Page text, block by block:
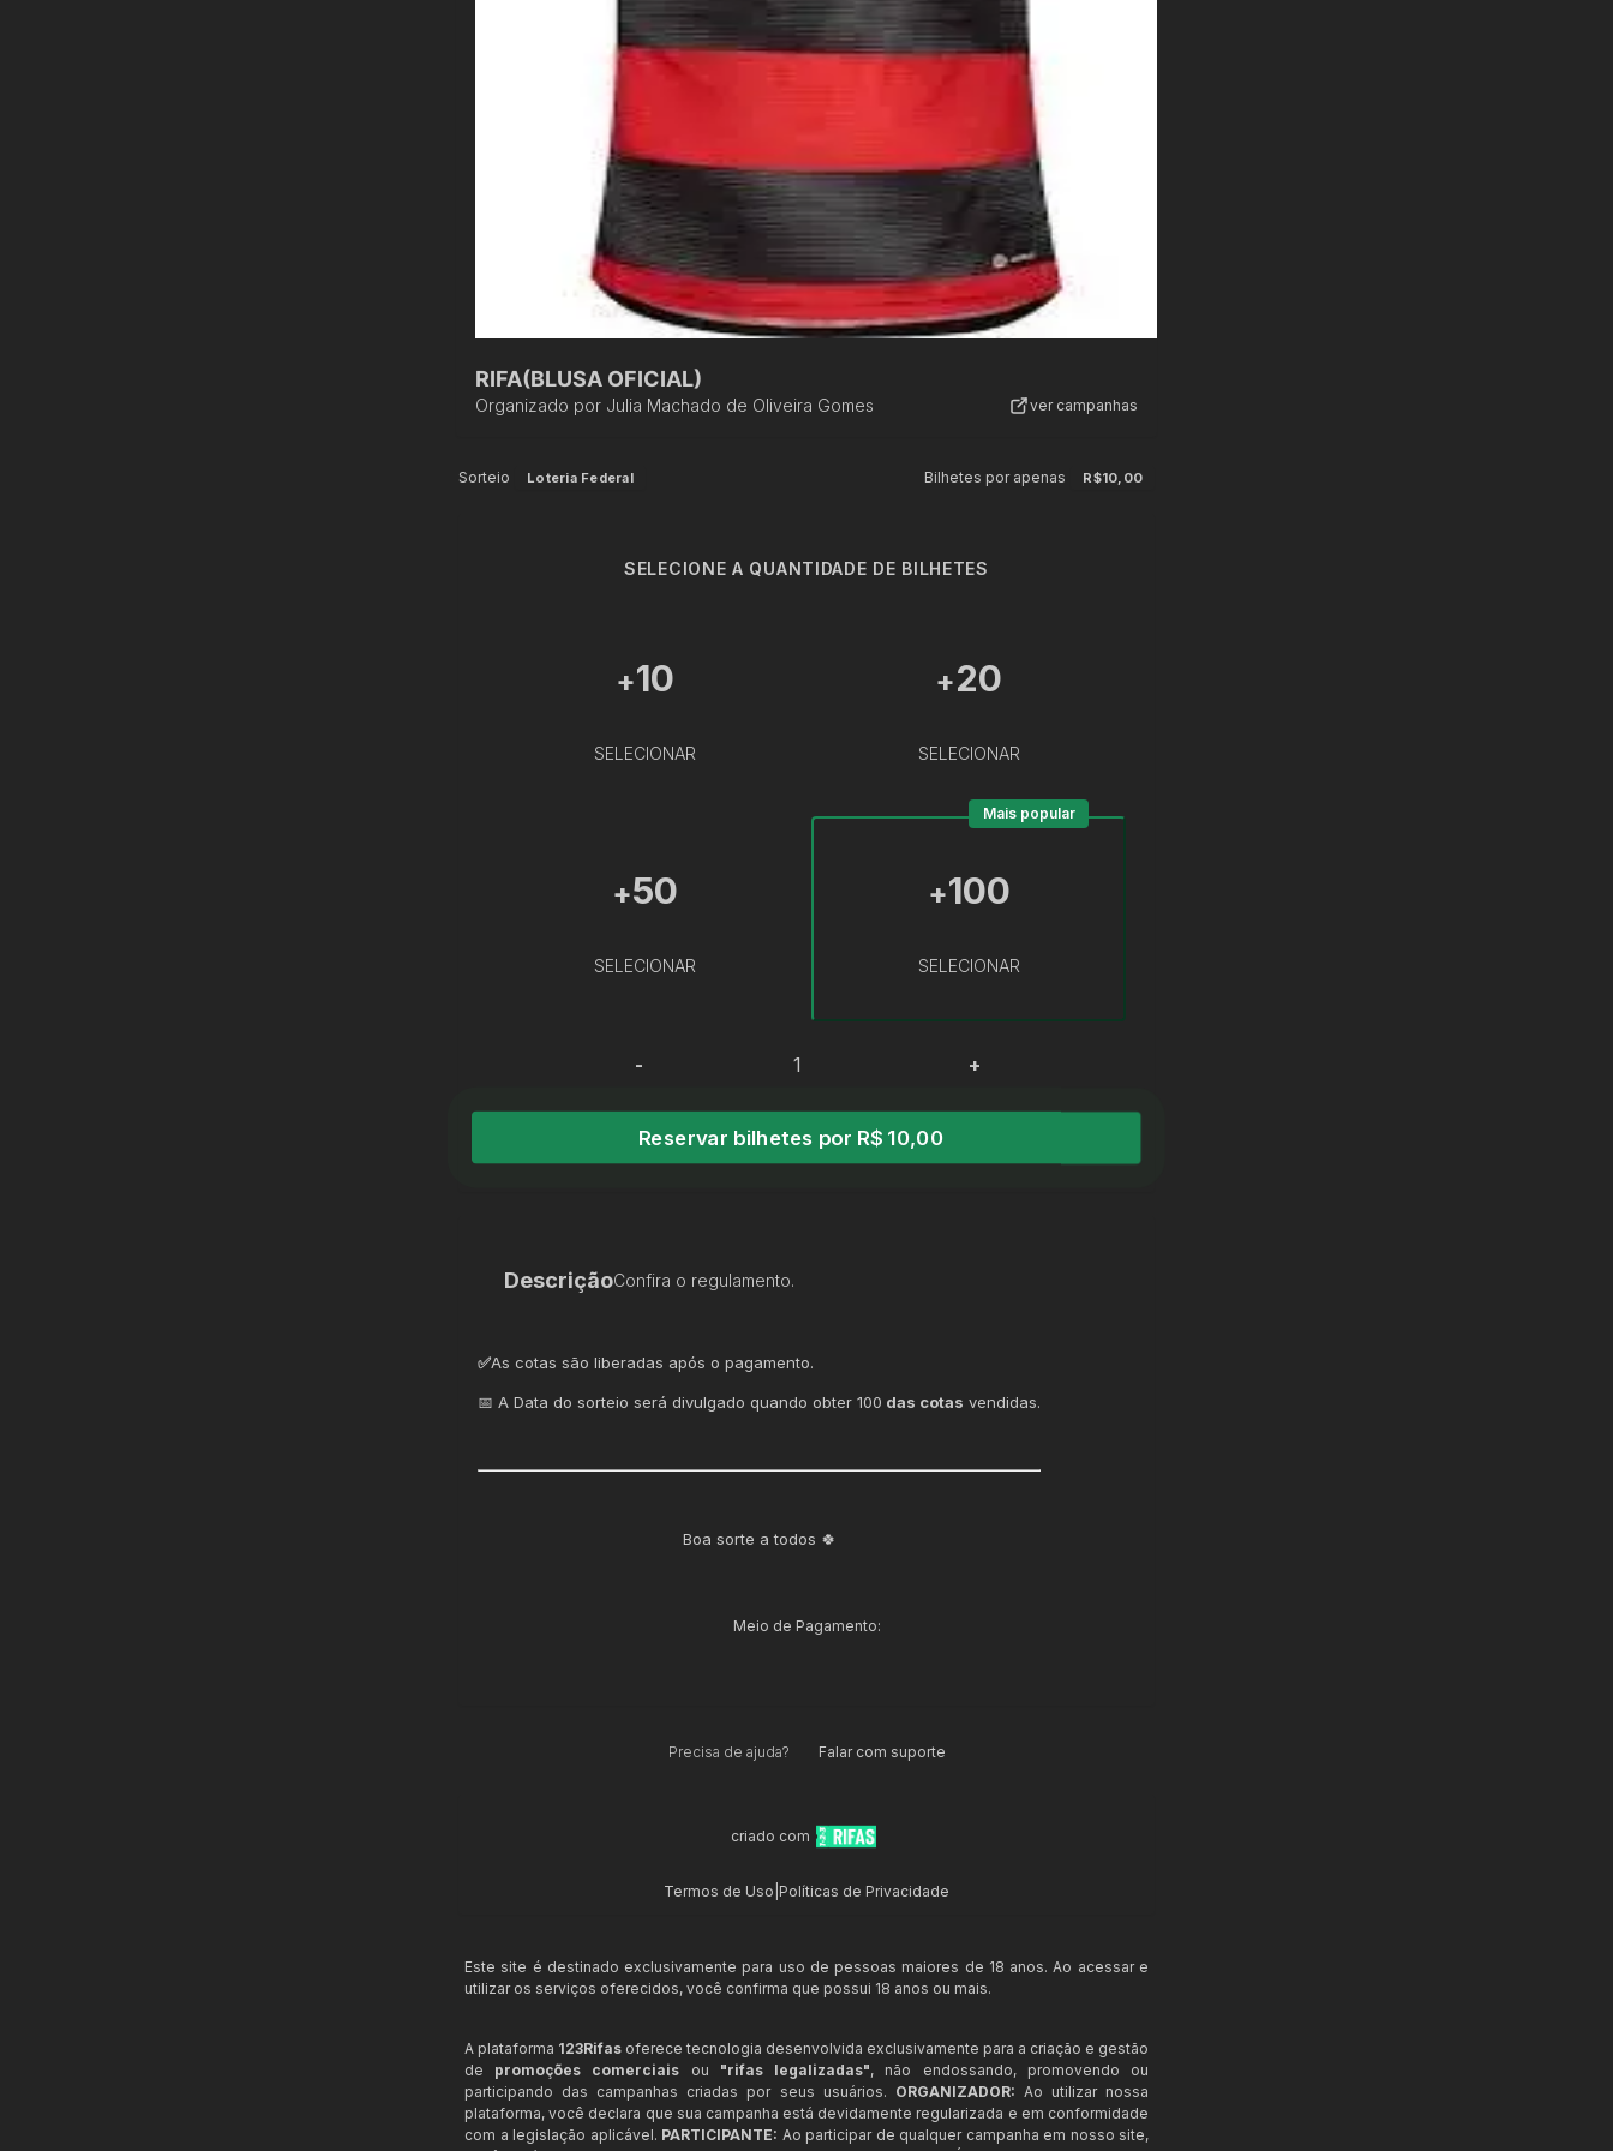
RIFA(BLUSA OFICIAL)
Organizado por Julia Machado de Oliveira Gomes ver campanhas
Sorteio Loteria Federal Bilhetes por apenas R$10,00
SELECIONE A QUANTIDADE DE BILHETES
+10
SELECIONAR
+20
SELECIONAR
+50
SELECIONAR
+100
SELECIONAR
Mais popular
- +
Reservar bilhetes por R$ 10,00
DescriçãoConfira o regulamento.
✅As cotas são liberadas após o pagamento.
📅 A Data do sorteio será divulgado quando obter 100 das cotas vendidas.
Boa sorte a todos 🍀
Meio de Pagamento:
Precisa de ajuda? Falar com suporte
criado com
Termos de Uso Políticas de Privacidade
Este site é destinado exclusivamente para uso de pessoas maiores de 18 anos. Ao acessar e
utilizar os serviços oferecidos, você confirma que possui 18 anos ou mais.
A plataforma 123Rifas oferece tecnologia desenvolvida exclusivamente para a criação e gestão
de promoções comerciais ou "rifas legalizadas", não endossando, promovendo ou
participando das campanhas criadas por seus usuários. ORGANIZADOR: Ao utilizar nossa
plataforma, você declara que sua campanha está devidamente regularizada e em conformidade
com a legislação aplicável. PARTICIPANTE: Ao participar de qualquer campanha em nosso site,